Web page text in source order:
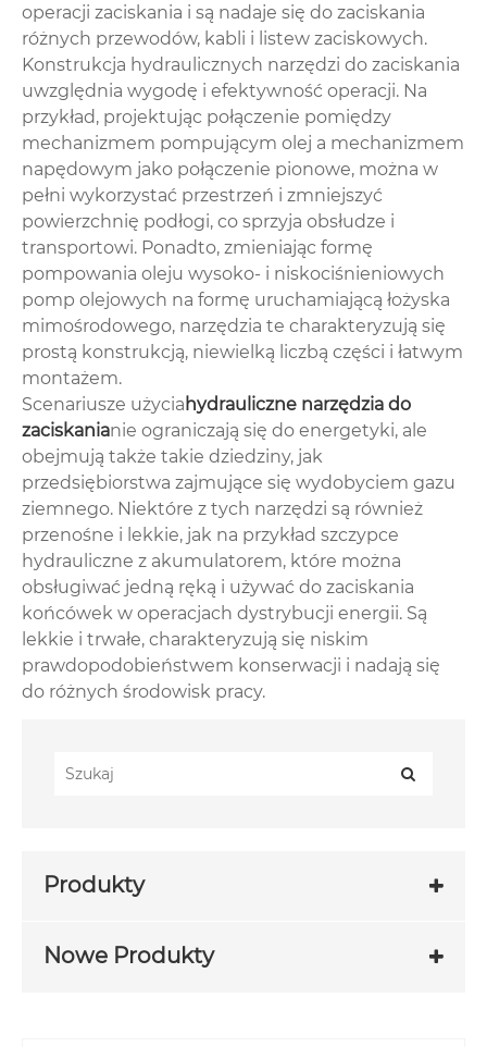
operacji zaciskania i są nadaje się do zaciskania
różnych przewodów, kabli i listew zaciskowych.
Konstrukcja hydraulicznych narzędzi do zaciskania
uwzględnia wygodę i efektywność operacji. Na
przykład, projektując połączenie pomiędzy
mechanizmem pompującym olej a mechanizmem
napędowym jako połączenie pionowe, można w
pełni wykorzystać przestrzeń i zmniejszyć
powierzchnię podłogi, co sprzyja obsłudze i
transportowi. Ponadto, zmieniając formę
pompowania oleju wysoko- i niskociśnieniowych
pomp olejowych na formę uruchamiającą łożyska
mimośrodowego, narzędzia te charakteryzują się
prostą konstrukcją, niewielką liczbą części i łatwym
montażem.
Scenariusze użycia hydrauliczne narzędzia do
zaciskanianie ograniczają się do energetyki, ale
obejmują także takie dziedziny, jak
przedsiębiorstwa zajmujące się wydobyciem gazu
ziemnego. Niektóre z tych narzędzi są również
przenośne i lekkie, jak na przykład szczypce
hydrauliczne z akumulatorem, które można
obsługiwać jedną ręką i używać do zaciskania
końcówek w operacjach dystrybucji energii. Są
lekkie i trwałe, charakteryzują się niskim
prawdopodobieństwem konserwacji i nadają się
do różnych środowisk pracy.
Produkty
Nowe Produkty